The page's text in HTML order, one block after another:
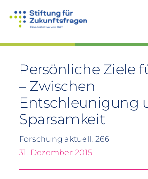
Inhalt
Persönliche Ziele
– Zwischen
Entschleunigung
Sparsamkeit
Forschung aktuell, 266
31. Dezember 2015